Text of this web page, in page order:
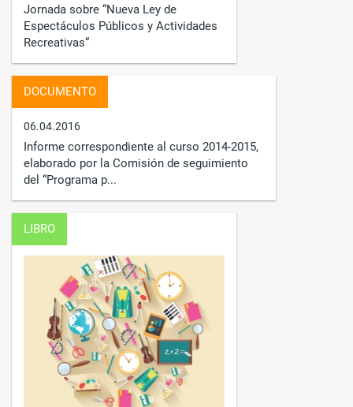
Jornada sobre “Nueva Ley de
Espectáculos Públicos y Actividades
Recreativas“
DOCUMENTO
06.04.2016
Informe correspondiente al curso 2014-2015,
elaborado por la Comisión de seguimiento
del “Programa p...
LIBRO